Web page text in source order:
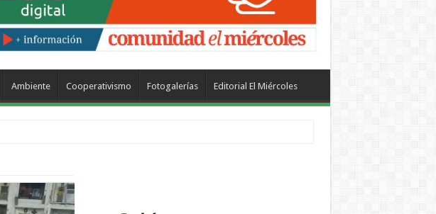
Ambiente Cooperativismo Fotogalerías Editorial El Miércoles